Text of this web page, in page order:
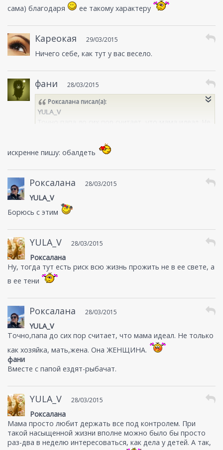
сама) благодаря
ее такому характеру
Кареокая 29/03/2015
Ничего себе, как тут у вас весело.
фани
28/03/2015
Роксалана писал(а):
YULA_V
фани
искренне пишу: обалдеть
Роксалана 28/03/2015
YULA_V
Борюсь с этим
YULA_V 28/03/2015
Роксалана
Ну, тогда тут есть риск всю жизнь прожить не в ее свете, а
в ее тени
Роксалана 28/03/2015
YULA_V
Точно,папа до сих пор считает, что мама идеал. Не только
как хозяйка, мать,жена. Она ЖЕНЩИНА.
фани
Вместе с папой ездят-рыбачат.
YULA_V 28/03/2015
Роксалана
Мама просто любит держать все под контролем. При
такой насыщенной жизни вполне можно было бы просто
раз-два в неделю интересоваться, как дела у детей. А так,